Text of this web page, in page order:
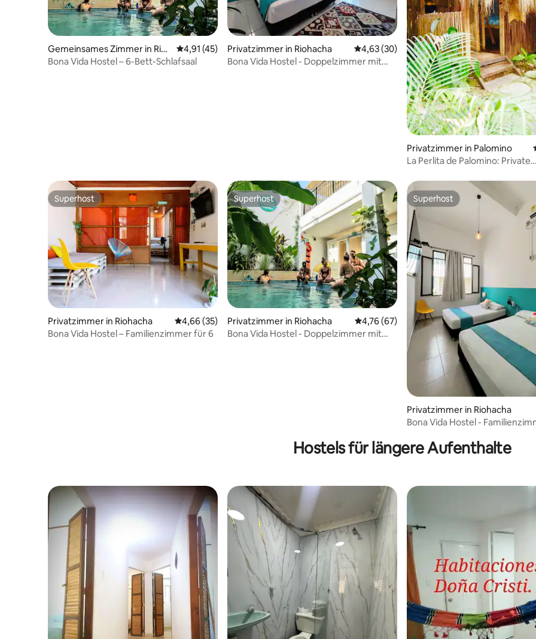
Gemeinsames Zimmer in Rioh
acha
Durchschnittliche Bewertung: 4,91 von 5, 45 Bewertungen
4,91 (45)
Bona Vida Hostel – 6-Bett-Schlafsaal
Privatzimmer in Riohacha Durchschnittliche Bewertung: 4,63 von 5,
4,63 (30)
Bona Vida Hostel - Doppelzimmer mit
Privatzimmer in Palomino
La Perlita de Palomino: Private
Superhost
Superhost
Privatzimmer in Riohacha Durchschnittliche Bewertung: 4,66 von 5, 35 Bewertungen
4,66 (35)
Bona Vida Hostel – Familienzimmer für 6
Superhost
Superhost
Privatzimmer in Riohacha Durchschnittliche Bewertung: 4,76 von 5,
4,76 (67)
Bona Vida Hostel - Doppelzimmer mit
Superhost
Superhost
Privatzimmer in Riohacha
Bona Vida Hostel -
Hostels für längere Aufenthalte